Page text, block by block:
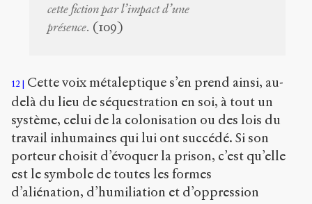
cette fiction par l’impact d’une
présence. (109)
12
Cette voix métaleptique s’en prend ainsi, au-
delà du lieu de séquestration en soi, à tout un
système, celui de la colonisation ou des lois du
travail inhumaines qui lui ont succédé. Si son
porteur choisit d’évoquer la prison, c’est qu’elle
est le symbole de toutes les formes
d’aliénation, d’humiliation et d’oppression